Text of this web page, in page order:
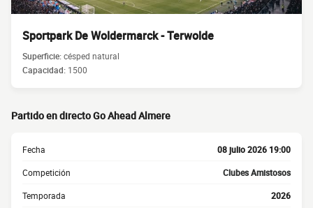
Sportpark De Woldermarck - Terwolde
Superficie:césped natural
Capacidad: 1500
Partido en directo Go Ahead Almere
Fecha 08 julio 2026 19:00
Competición Clubes Amistosos
Temporada 2026